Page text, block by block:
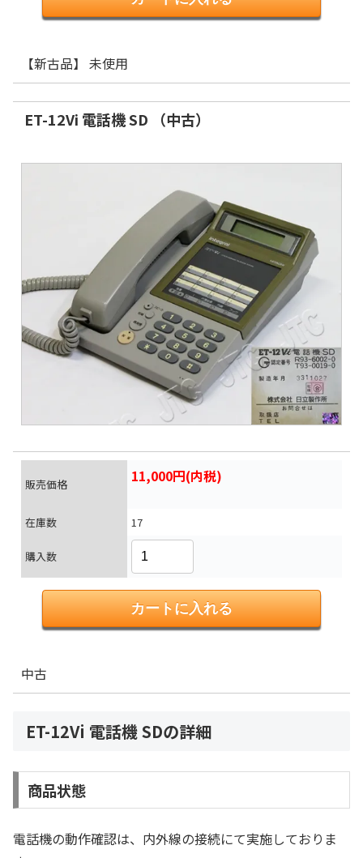
【新古品】 未使用
ET-12Vi 電話機 SD （中古）
販売価格 11,000円(内税)
在庫数 17
購入数
中古
ET-12Vi 電話機 SDの詳細
商品状態
電話機の動作確認は、内外線の接続にて実施しておりま